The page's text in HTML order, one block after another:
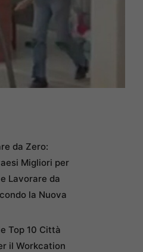
da Zero:
Migliori per
Lavorare da
la Nuova
Top 10 Città
il Workcation